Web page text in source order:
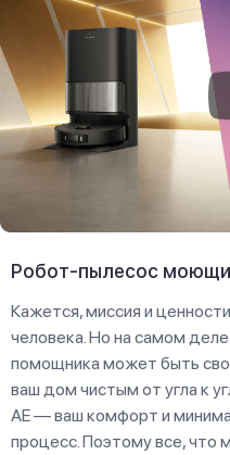
Робот-пылесос
Кажется, миссия и
человека. Но на самом
помощника может быть
ваш дом чистым от угла к
AE — ваш комфорт и
процесс. Поэтому все, что